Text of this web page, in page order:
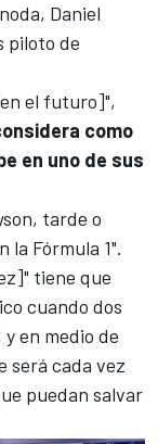
Daniel
piloto de
el futuro]",
como
en uno de sus
tarde o
Fórmula 1".
tiene que
cuando dos
en medio de
será cada vez
puedan salvar